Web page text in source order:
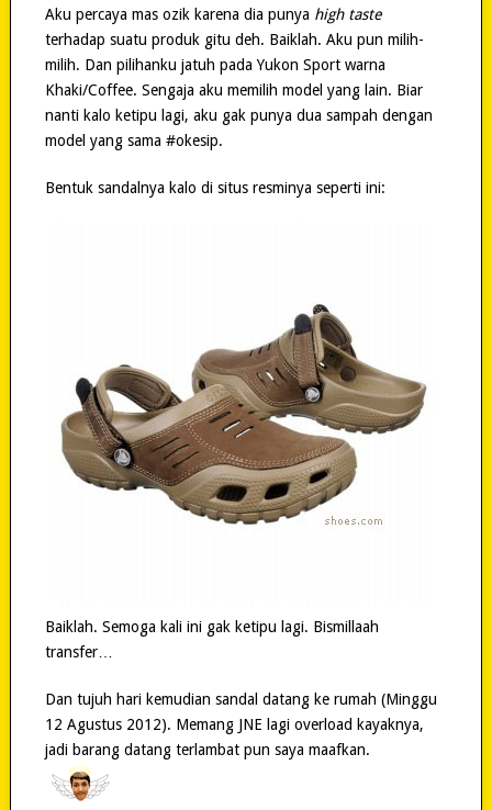
Aku percaya mas ozik karena dia punya high taste
terhadap suatu produk gitu deh. Baiklah. Aku pun milih-
milih. Dan pilihanku jatuh pada Yukon Sport warna
Khaki/Coffee. Sengaja aku memilih model yang lain. Biar
nanti kalo ketipu lagi, aku gak punya dua sampah dengan
model yang sama #okesip.
Bentuk sandalnya kalo di situs resminya seperti ini:
Baiklah. Semoga kali ini gak ketipu lagi. Bismillaah
transfer…
Dan tujuh hari kemudian sandal datang ke rumah (Minggu
12 Agustus 2012). Memang JNE lagi overload kayaknya,
jadi barang datang terlambat pun saya maafkan.